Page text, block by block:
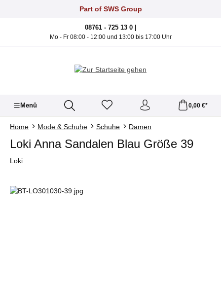
Zum Hauptinhalt springenPart of SWS Group
08761 - 725 13 0 |
Mo - Fr 08:00 - 12:00 und 13:00 bis 17:00 Uhr
Menü 0,00 €*
Home Mode & Schuhe Schuhe Damen
Loki Anna Sandalen Blau Größe 39
Loki
Bildergalerie überspringen